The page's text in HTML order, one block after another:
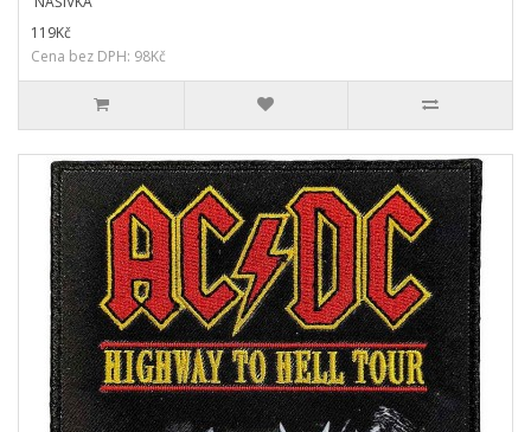
119Kč
Cena bez DPH: 98Kč